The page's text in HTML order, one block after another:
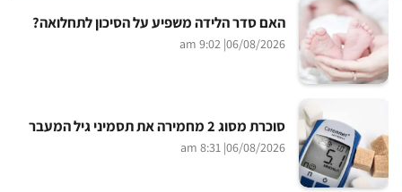
האם סדר הלידה משפיע על הסיכון לתחלואה?
06/08/2026
| 9:02 am
סוכרת מסוג 2 מחמירה את תסמיני גיל המעבר
06/08/2026
| 8:31 am